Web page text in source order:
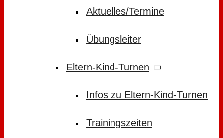
Aktuelles/Termine
Übungsleiter
Eltern-Kind-Turnen
Infos zu Eltern-Kind-Turnen
Trainingszeiten